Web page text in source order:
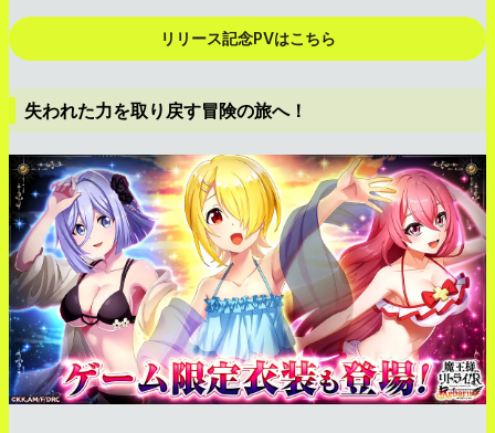
リリース記念PVはこちら
失われた力を取り戻す冒険の旅へ！